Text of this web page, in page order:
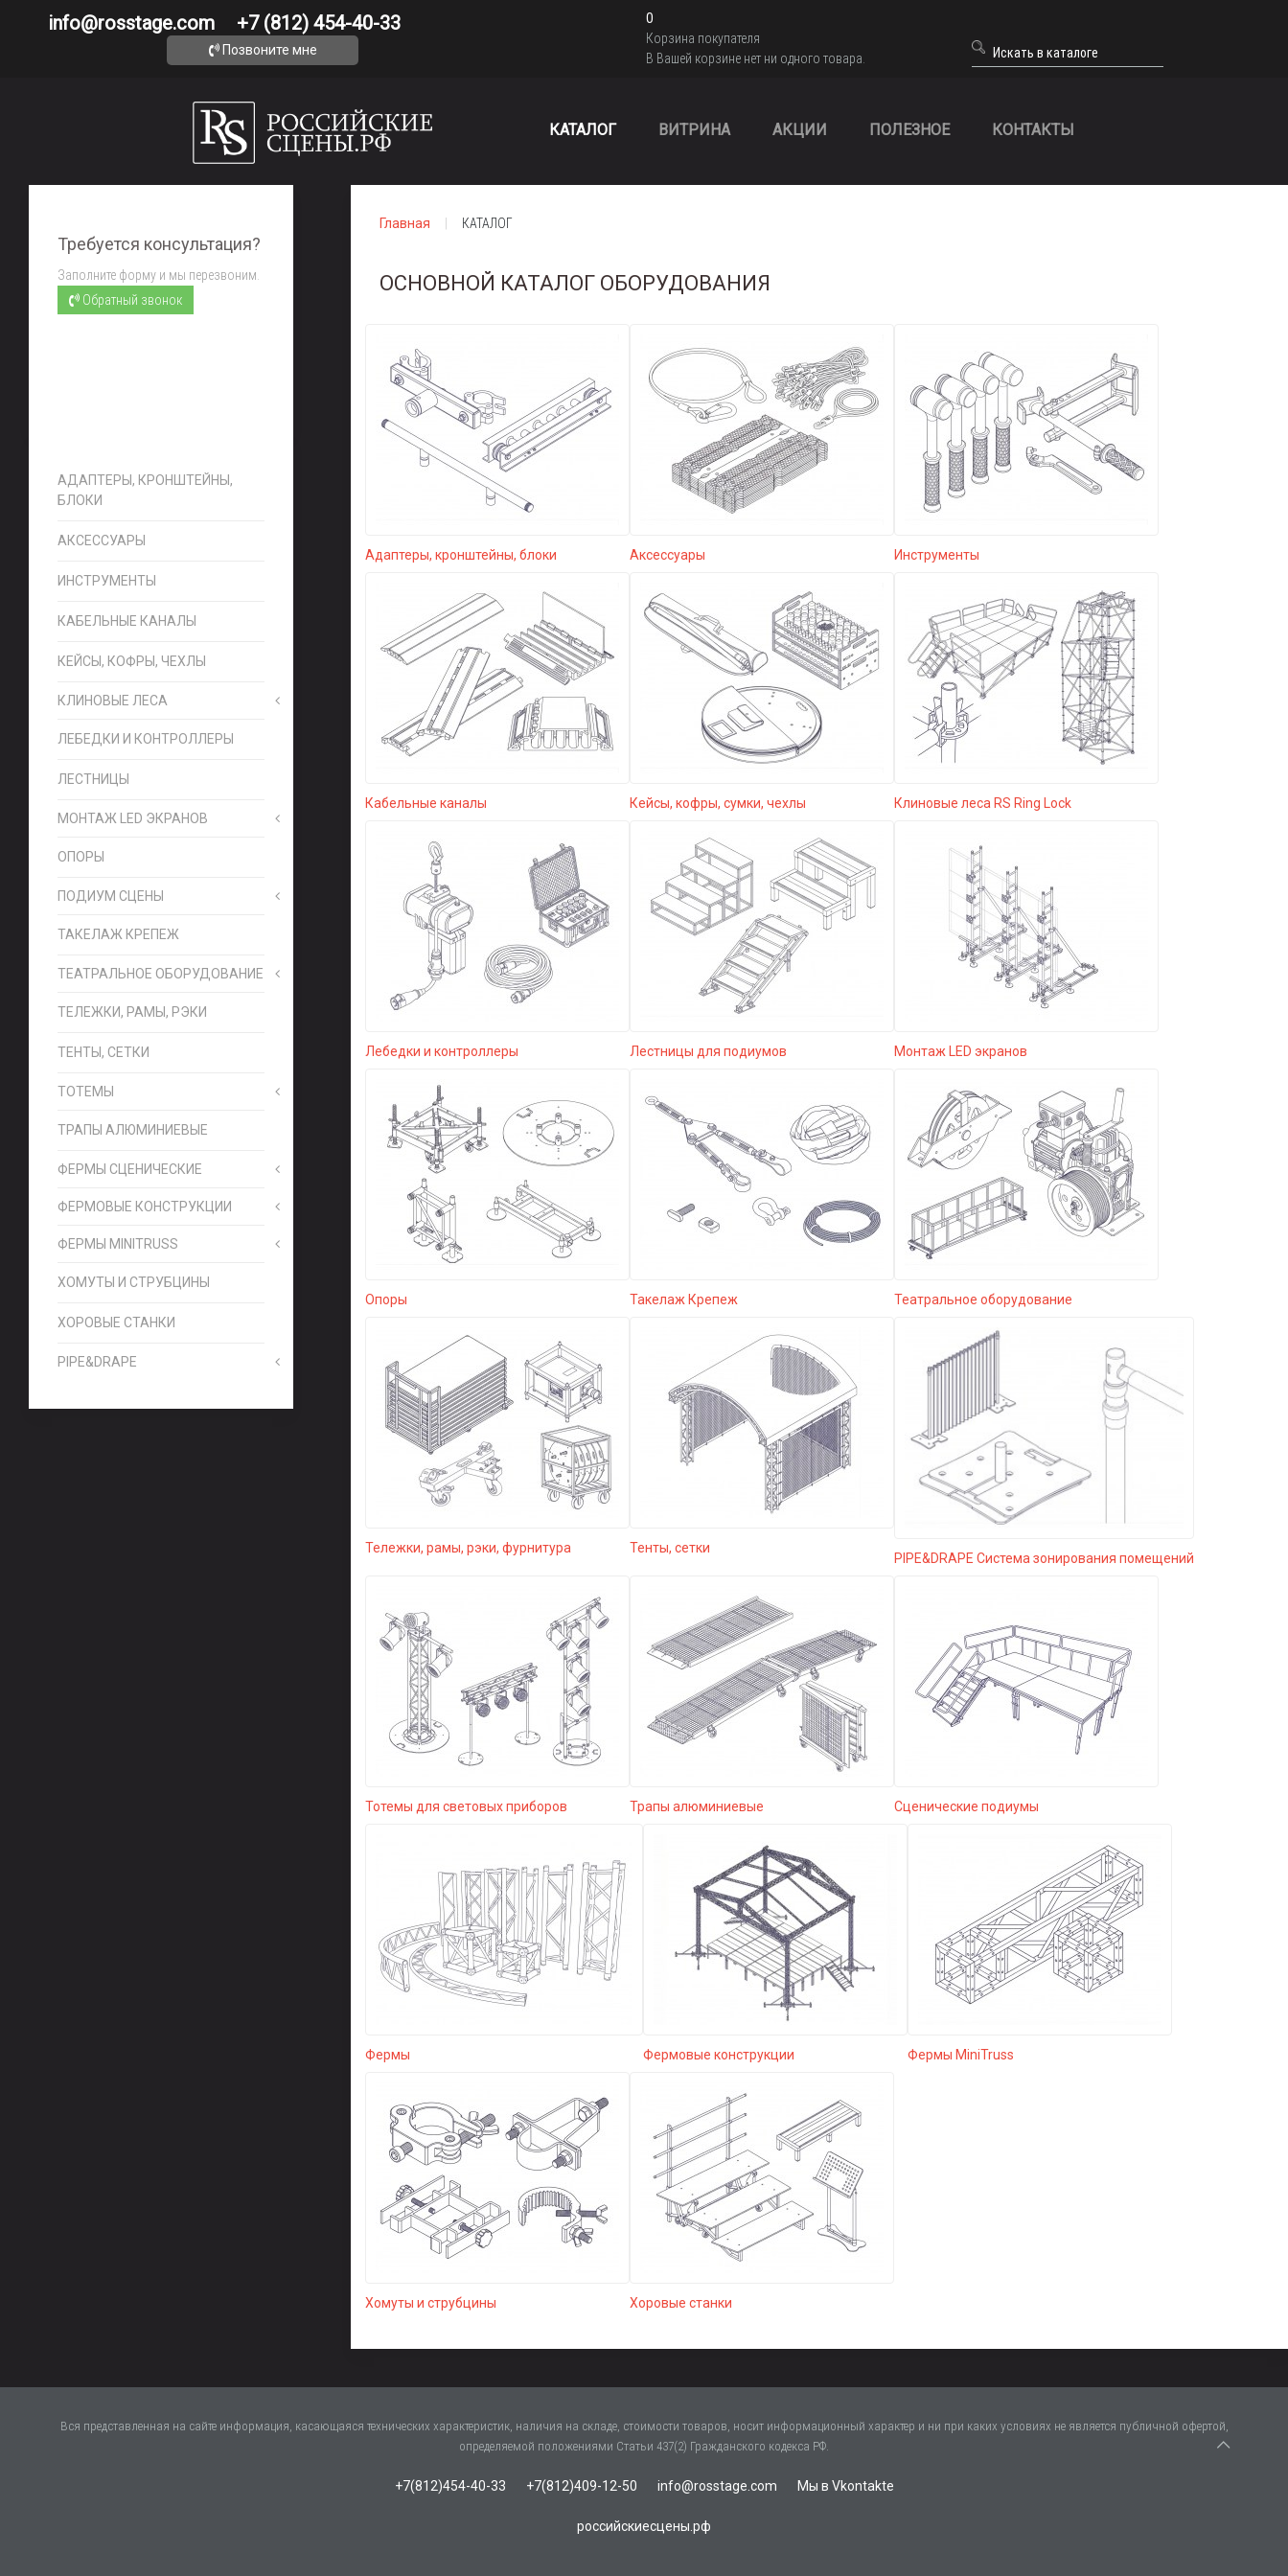
info@rosstage.com +7 (812) 454-40-33
0
Корзина покупателя
В Вашей корзине нет ни одного товара.
Позвоните мне
КАТАЛОГ ВИТРИНА АКЦИИ ПОЛЕЗНОЕ КОНТАКТЫ
Требуется консультация?
Заполните форму и мы перезвоним.
Обратный звонок
АДАПТЕРЫ, КРОНШТЕЙНЫ,
БЛОКИ
АКСЕССУАРЫ
ИНСТРУМЕНТЫ
КАБЕЛЬНЫЕ КАНАЛЫ
КЕЙСЫ, КОФРЫ, ЧЕХЛЫ
КЛИНОВЫЕ ЛЕСА
ЛЕБЕДКИ И КОНТРОЛЛЕРЫ
ЛЕСТНИЦЫ
МОНТАЖ LED ЭКРАНОВ
ОПОРЫ
ПОДИУМ СЦЕНЫ
ТАКЕЛАЖ КРЕПЕЖ
ТЕАТРАЛЬНОЕ ОБОРУДОВАНИЕ
ТЕЛЕЖКИ, РАМЫ, РЭКИ
ТЕНТЫ, СЕТКИ
ТОТЕМЫ
ТРАПЫ АЛЮМИНИЕВЫЕ
ФЕРМЫ СЦЕНИЧЕСКИЕ
ФЕРМОВЫЕ КОНСТРУКЦИИ
ФЕРМЫ MINITRUSS
ХОМУТЫ И СТРУБЦИНЫ
ХОРОВЫЕ СТАНКИ
PIPE&DRAPE
Главная КАТАЛОГ
ОСНОВНОЙ КАТАЛОГ ОБОРУДОВАНИЯ
Адаптеры, кронштейны, блоки Аксессуары Инструменты
Кабельные каналы Кейсы, кофры, сумки, чехлы Клиновые леса RS Ring Lock
Лебедки и контроллеры Лестницы для подиумов Монтаж LED экранов
Опоры Такелаж Крепеж Театральное оборудование
Тележки, рамы, рэки, фурнитура Тенты, сетки
PIPE&DRAPE Система зонирования помещений
Тотемы для световых приборов Трапы алюминиевые Сценические подиумы
Фермы Фермовые конструкции Фермы MiniTruss
Хомуты и струбцины Хоровые станки
Вся представленная на сайте информация, касающаяся технических характеристик, наличия на складе, стоимости товаров, носит информационный характер и ни при каких условиях не является публичной офертой,
определяемой положениями Статьи 437(2) Гражданского кодекса РФ.
+7(812)454-40-33 +7(812)409-12-50 info@rosstage.com Мы в Vkontakte
российскиесцены.рф